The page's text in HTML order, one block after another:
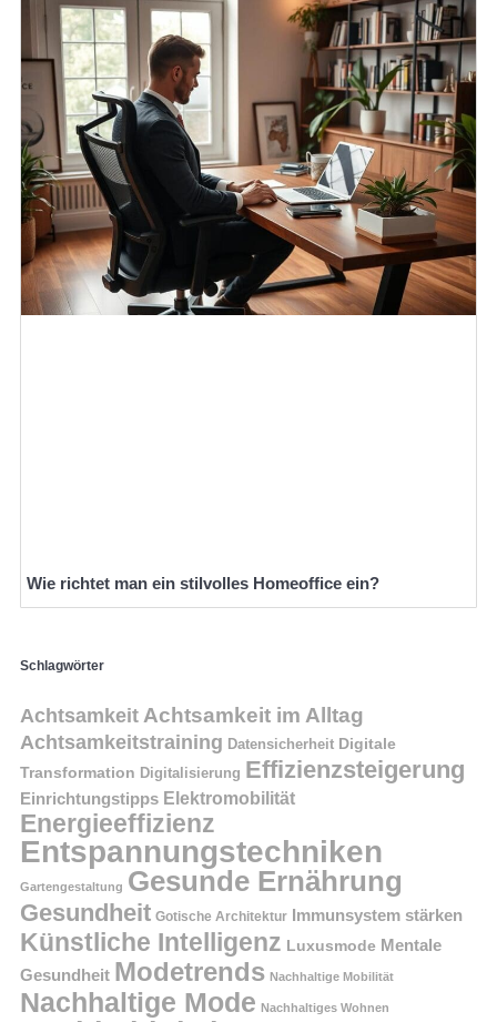
Wie richtet man ein stilvolles Homeoffice ein?
Schlagwörter
Achtsamkeit Achtsamkeit im Alltag
Achtsamkeitstraining Datensicherheit Digitale
Transformation Digitalisierung Effizienzsteigerung
Einrichtungstipps Elektromobilität
Energieeffizienz
Entspannungstechniken
Gartengestaltung Gesunde Ernährung
Gesundheit Gotische Architektur Immunsystem stärken
Künstliche Intelligenz Luxusmode Mentale
Gesundheit Modetrends Nachhaltige Mobilität
Nachhaltige Mode Nachhaltiges Wohnen